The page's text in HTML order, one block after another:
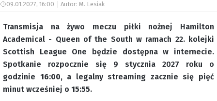
09.01.2027, 16:00 Autor: M. Lesiak
Transmisja na żywo meczu piłki nożnej Hamilton
Academical - Queen of the South w ramach 22. kolejki
Scottish League One będzie dostępna w internecie.
Spotkanie rozpocznie się 9 stycznia 2027 roku o
godzinie 16:00, a legalny streaming zacznie się pięć
minut wcześniej o 15:55.